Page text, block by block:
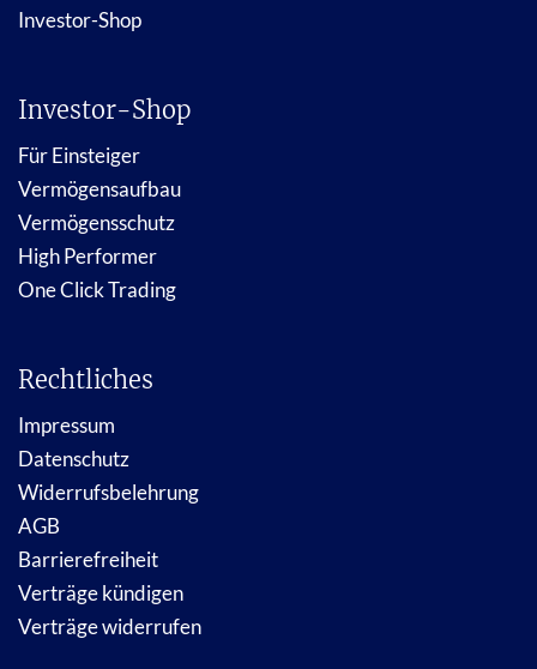
Investor-Shop
Investor-Shop
Für Einsteiger
Vermögensaufbau
Vermögensschutz
High Performer
One Click Trading
Rechtliches
Impressum
Datenschutz
Widerrufsbelehrung
AGB
Barrierefreiheit
Verträge kündigen
Verträge widerrufen